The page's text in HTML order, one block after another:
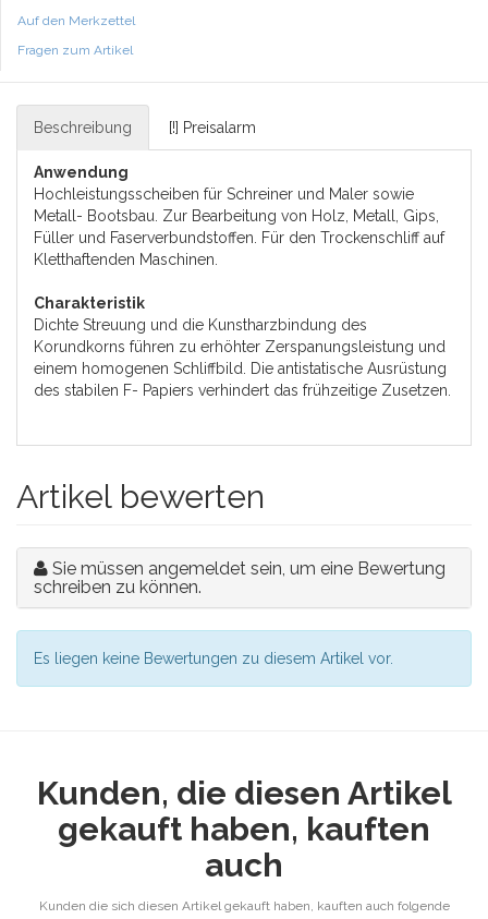
Auf den Merkzettel
Fragen zum Artikel
Beschreibung [!] Preisalarm
Anwendung
Hochleistungsscheiben für Schreiner und Maler sowie
Metall- Bootsbau. Zur Bearbeitung von Holz, Metall, Gips,
Füller und Faserverbundstoffen. Für den Trockenschliff auf
Kletthaftenden Maschinen.
Charakteristik
Dichte Streuung und die Kunstharzbindung des
Korundkorns führen zu erhöhter Zerspanungsleistung und
einem homogenen Schliffbild. Die antistatische Ausrüstung
des stabilen F- Papiers verhindert das frühzeitige Zusetzen.
Artikel bewerten
Sie müssen angemeldet sein, um eine Bewertung
schreiben zu können.
Es liegen keine Bewertungen zu diesem Artikel vor.
Kunden, die diesen Artikel
gekauft haben, kauften
auch
Kunden die sich diesen Artikel gekauft haben, kauften auch folgende